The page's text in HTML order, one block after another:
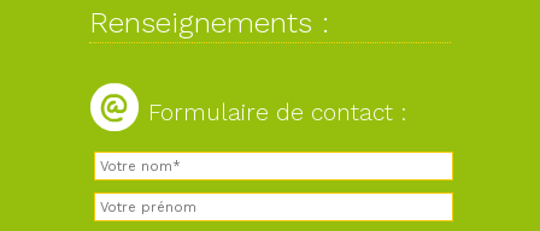
Renseignements :
Formulaire de contact :